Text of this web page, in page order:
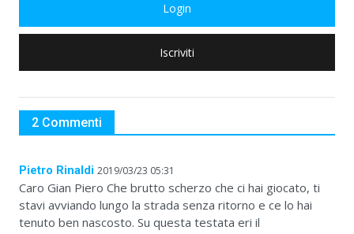
Login
Iscriviti
2 Commenti
Pietro Rinaldi 2019/03/23 05:31
Caro Gian Piero Che brutto scherzo che ci hai giocato, ti
stavi avviando lungo la strada senza ritorno e ce lo hai
tenuto ben nascosto. Su questa testata eri il